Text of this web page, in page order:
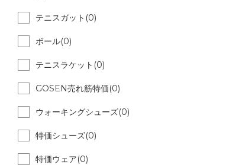
テニスガット(0)
ボール(0)
テニスラケット(0)
GOSEN売れ筋特価(0)
ウォーキングシューズ(0)
特価シューズ(0)
特価ウェア(0)